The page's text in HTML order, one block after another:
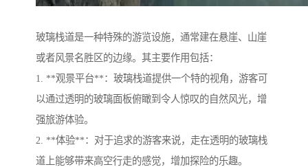
玻璃栈道是一种特殊的游览设施，通常建在悬崖、山崖
或者风景名胜区的边缘。其主要作用包括：
1. **观景平台**：玻璃栈道提供一个特的视角，游客可
以通过透明的玻璃面板俯瞰到令人惊叹的自然风光，增
强旅游体验。
2. **体验**：对于追求的游客来说，走在透明的玻璃栈
道上能够带来高空行走的感觉，增加探险的乐趣。